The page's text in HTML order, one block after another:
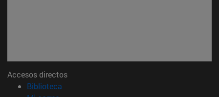
Accesos directos
Biblioteca